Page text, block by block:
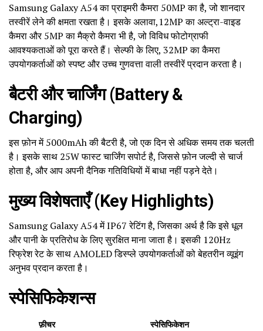
Samsung Galaxy A54 का प्राइमरी कैमरा 50MP का है, जो शानदार
तस्वीरें लेने की क्षमता रखता है। इसके अलावा,12MP का अल्ट्रा-वाइड
कैमरा और 5MP का मैक्रो कैमरा भी है, जो विविध फोटोग्राफी
आवश्यकताओं को पूरा करते हैं। सेल्फी के लिए, 32MP का कैमरा
उपयोगकर्ताओं को स्पष्ट और उच्च गुणवत्ता वाली तस्वीरें प्रदान करता है।
बैटरी और चार्जिंग (Battery &
Charging)
इस फ़ोन में 5000mAh की बैटरी है, जो एक दिन से अधिक समय तक चलती
है। इसके साथ 25W फास्ट चार्जिंग सपोर्ट है, जिससे फ़ोन जल्दी से चार्ज
होता है, और आप अपनी दैनिक गतिविधियों में बाधा नहीं पड़ने देते।
मुख्य विशेषताएँ (Key Highlights)
Samsung Galaxy A54 में IP67 रेटिंग है, जिसका अर्थ है कि इसे धूल
और पानी के प्रतिरोध के लिए सुरक्षित माना जाता है। इसकी 120Hz
रिफ्रेश रेट के साथ AMOLED डिस्प्ले उपयोगकर्ताओं को बेहतरीन व्यूइंग
अनुभव प्रदान करता है।
स्पेसिफिकेशन्स
फ़ीचर
स्पेसिफिकेशन